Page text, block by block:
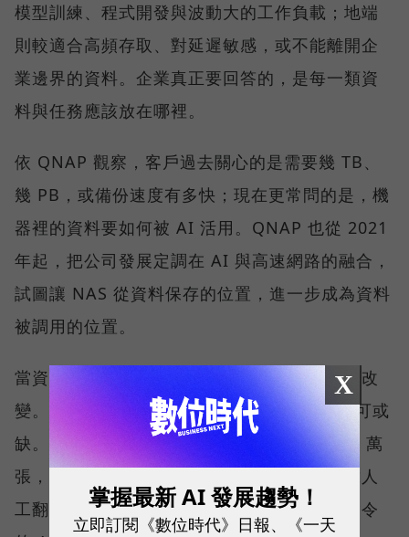
模型訓練、程式開發與波動大的工作負載；地端
則較適合高頻存取、對延遲敏感，或不能離開企
業邊界的資料。企業真正要回答的，是每一類資
料與任務應該放在哪裡。
依 QNAP 觀察，客戶過去關心的是需要幾 TB、
幾 PB，或備份速度有多快；現在更常問的是，機
器裡的資料要如何被 AI 活用。QNAP 也從 2021
年起，把公司發展定調在 AI 與高速網路的融合，
試圖讓 NAS 從資料保存的位置，進一步成為資料
被調用的位置。
當資料量持續擴大，搜尋與管理方式也會跟著改
變。「在 NAS 裡放入 AI Agent 會越來越不可或
缺。」劉文義舉例，當照片累積到 10 萬、20 萬
張，要找出其中幾張特定畫面，已不可能只靠人
工翻找。此時，能理解內容、接受自然語言指令
X
掌握最新 AI 發展趨勢！
立即訂閱《數位時代》日報、《一天